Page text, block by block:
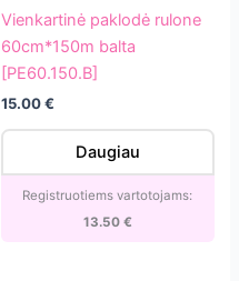
60cm*150m
balta
[PE60.150.B]
Vienkartinė paklodė rulone
60cm*150m balta
[PE60.150.B]
15.00€
Daugiau
Registruotiems vartotojams:
13.50 €